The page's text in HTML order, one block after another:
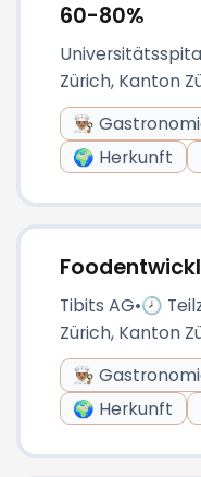
60-80%
Zürich, Kanton
👨🏽‍🍳
🌍 Herkunft
Tibits AG•🕗
Zürich, Kanton
👨🏽‍🍳
🌍 Herkunft